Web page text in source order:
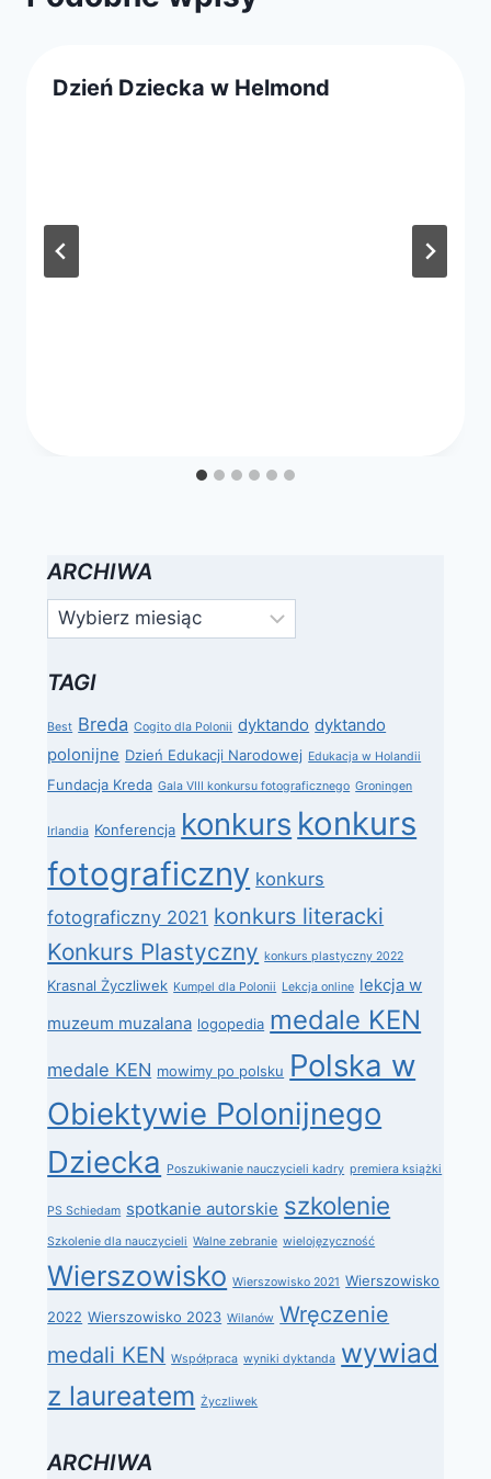
Dzień Dziecka w Helmond
ARCHIWA
Archiwa
TAGI
Best Breda Cogito dla Polonii dyktando dyktando
polonijne Dzień Edukacji Narodowej Edukacja w Holandii
Fundacja Kreda Gala VIII konkursu fotograficznego Groningen
Irlandia Konferencja konkurs konkurs
fotograficzny konkurs
fotograficzny 2021 konkurs literacki
Konkurs Plastyczny konkurs plastyczny 2022
Krasnal Życzliwek Kumpel dla Polonii Lekcja online lekcja w
muzeum muzalana logopedia medale KEN
medale KEN mowimy po polsku Polska w
Obiektywie Polonijnego
Dziecka
Poszukiwanie nauczycieli kadry premiera książki
PS Schiedam spotkanie autorskie szkolenie
Szkolenie dla nauczycieli Walne zebranie wielojęzyczność
Wierszowisko Wierszowisko 2021 Wierszowisko
2022 Wierszowisko 2023 Wilanów Wręczenie
medali KEN Współpraca wyniki dyktanda wywiad
z laureatem Życzliwek
ARCHIWA